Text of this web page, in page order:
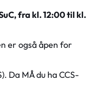
fra kl. 12:00 til kl.
er også åpen for
Da MÅ du ha CCS-